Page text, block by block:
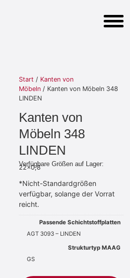
Start / Kanten von
Möbeln / Kanten von Möbeln 348
LINDEN
Kanten von
Möbeln 348
LINDEN
Verfügbare Größen auf Lager:
22×0,8
*Nicht-Standardgrößen
verfügbar, solange der Vorrat
reicht.
Passende Schichtstoffplatten
AGT 3093 – LINDEN
Strukturtyp MAAG
GS